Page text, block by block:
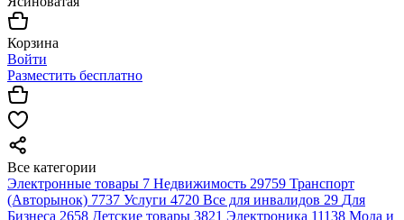
Корзина
Войти
Разместить бесплатно
Все категории
Электронные товары 7 Недвижимость 29759 Транспорт
(Авторынок) 7737 Услуги 4720 Все для инвалидов 29 Для
Бизнеса 2658 Детские товары 3821 Электроника 11138 Мода и